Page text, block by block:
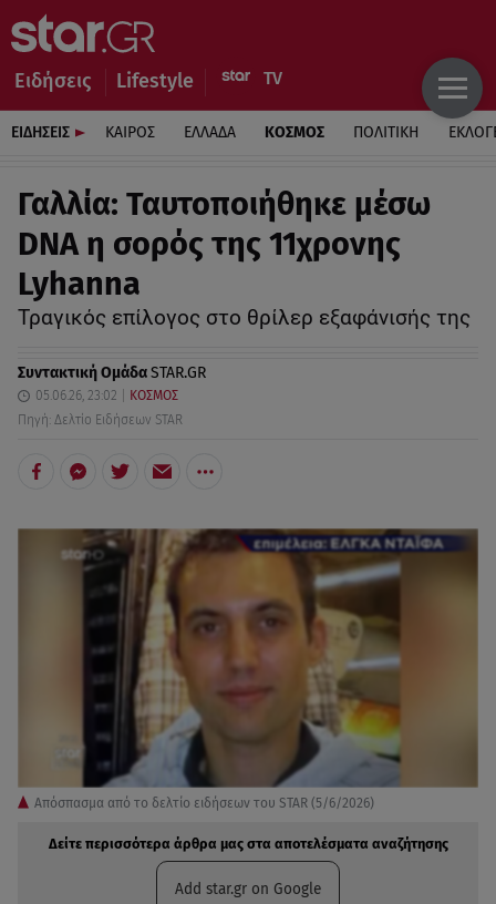
Ειδήσεις Lifestyle
ΕΙΔΗΣΕΙΣ ΚΑΙΡΟΣ ΕΛΛΑΔΑ ΚΟΣΜΟΣ ΠΟΛΙΤΙΚΗ
Γαλλία: Ταυτοποιήθηκε μέσω
DNA η σορός της 11χρονης
Lyhanna
Τραγικός επίλογος στο θρίλερ εξαφάνισής της
Συντακτική ΟμάδαSTAR.GR
05.06.26, 23:02
ΚΟΣΜΟΣ
Πηγή: Δελτίο Ειδήσεων STAR
Απόσπασμα από το δελτίο ειδήσεων του STAR (5/6/2026)
Δείτε περισσότερα άρθρα μας στα αποτελέσματα αναζήτησης
Add star.gr on Google